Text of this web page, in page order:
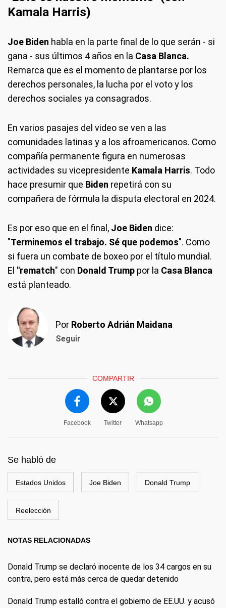
Kamala Harris)
Joe Biden habla en la parte final de lo que serán - si
gana - sus últimos 4 años en la Casa Blanca.
Remarca que es el momento de plantarse por los
derechos personales, la lucha por el voto y los
derechos sociales ya consagrados.
En varios pasajes del video se ven a las
comunidades latinas y a los afroamericanos. Como
compañía permanente figura en numerosas
actividades su vicepresidente Kamala Harris. Todo
hace presumir que Biden repetirá con su
compañera de fórmula la disputa electoral en 2024.
Es por eso que en el final, Joe Biden dice:
"Terminemos el trabajo. Sé que podemos". Como
si fuera un combate de boxeo por el título mundial.
El "rematch" con Donald Trump por la Casa Blanca
está planteado.
Por Roberto Adrián Maidana
Seguir
COMPARTIR
Facebook Twitter Whatsapp
Se habló de
Estados Unidos Joe Biden Donald Trump
Reelección
NOTAS RELACIONADAS
Donald Trump se declaró inocente de los 34 cargos en su
contra, pero está más cerca de quedar detenido
Donald Trump estalló contra el gobierno de EE.UU. y acusó